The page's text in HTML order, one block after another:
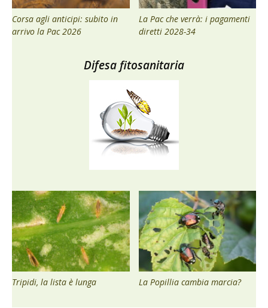
Corsa agli anticipi: subito in
arrivo la Pac 2026
La Pac che verrà: i pagamenti
diretti 2028-34
Difesa fitosanitaria
Tripidi, la lista è lunga La Popillia cambia marcia?